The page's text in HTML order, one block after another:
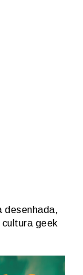
desenhada,
geek